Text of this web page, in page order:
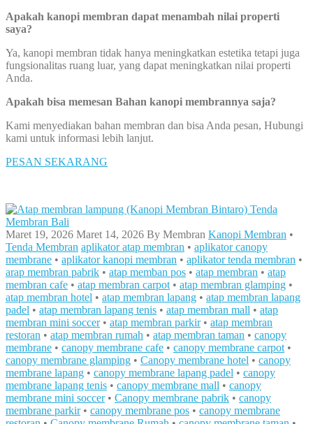
Apakah kanopi membran dapat menambah nilai properti
saya?
Ya, kanopi membran tidak hanya meningkatkan estetika tetapi juga
fungsionalitas ruang luar, yang dapat meningkatkan nilai properti
Anda.
Apakah bisa memesan Bahan kanopi membrannya saja?
Kami menyediakan bahan membran dan bisa Anda pesan, Hubungi
kami untuk informasi lebih lanjut.
PESAN SEKARANG
Maret 19, 2026 Maret 14, 2026 By Membran Kanopi Membran •
Tenda Membran aplikator atap membran • aplikator canopy
membrane • aplikator kanopi membran • aplikator tenda membran •
arap membran pabrik • atap memban pos • atap membran • atap
membran cafe • atap membran carpot• atap membran glamping •
atap membran hotel • atap membran lapang • atap membran lapang
padel • atap membran lapang tenis • atap membran mall • atap
membran mini soccer• atap membran parkir• atap membran
restoran • atap membran rumah • atap membran taman • canopy
membrane • canopy membrane cafe • canopy membrane carpot•
canopy membrane glamping • Canopy membrane hotel • canopy
membrane lapang • canopy membrane lapang padel • canopy
membrane lapang tenis • canopy membrane mall • canopy
membrane mini soccer• Canopy membrane pabrik • canopy
membrane parkir• canopy membrane pos • canopy membrane